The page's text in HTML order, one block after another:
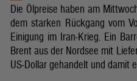
Die Ölpreise haben am
dem starken Rückgang vom
Einigung im Iran-Krieg. Ein
Brent aus der Nordsee mit
US-Dollar gehandelt und damit